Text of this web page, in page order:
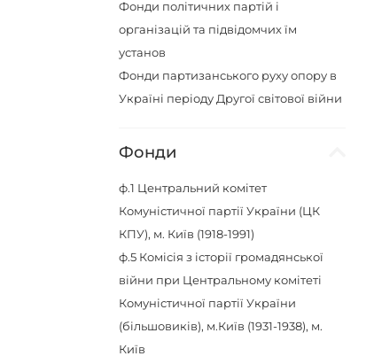
Фонди політичних партій і
організацій та підвідомчих їм
установ
Фонди партизанського руху опору в
Україні періоду Другої світової війни
Фонди
ф.1 Центральний комітет
Комуністичної партії України (ЦК
КПУ), м. Київ (1918-1991)
ф.5 Комісія з історії громадянської
війни при Центральному комітеті
Комуністичної партії України
(більшовиків), м.Київ (1931-1938), м.
Київ